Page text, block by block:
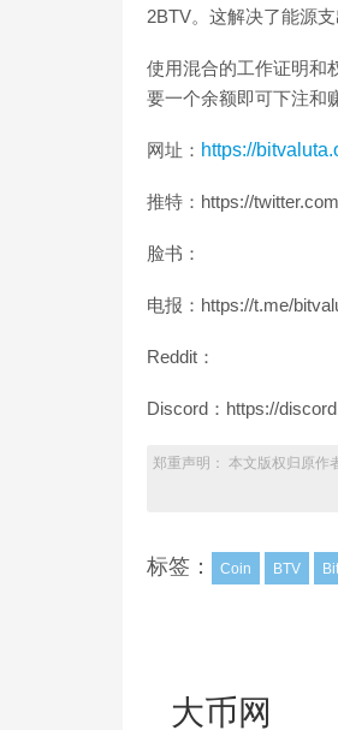
2BTV。这解决了能源
使用混合的工作证明和
要一个余额即可下注和
网址： https://
推特：https://
脸书：
电报：https://t.me/
Reddit：
Discord：https://
郑重声明： 本文版权归原作
标签： Coin BTV
大币网